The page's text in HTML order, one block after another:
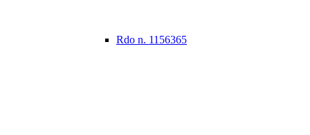
Rdo n. 1156365